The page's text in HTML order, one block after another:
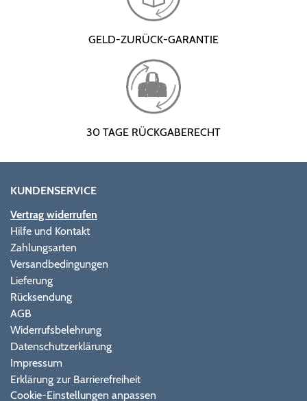
GELD-ZURÜCK-GARANTIE
30 TAGE RÜCKGABERECHT
KUNDENSERVICE
Vertrag widerrufen
Hilfe und Kontakt
Zahlungsarten
Versandbedingungen
Lieferung
Rücksendung
AGB
Widerrufsbelehrung
Datenschutzerklärung
Impressum
Erklärung zur Barrierefreiheit
Cookie-Einstellungen anpassen